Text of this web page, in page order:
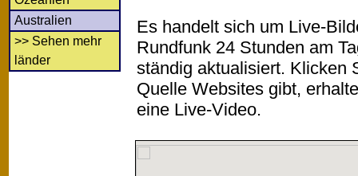
Australien
>> Sehen mehr
länder
Es handelt sich um Live-
Rundfunk 24 Stunden am
ständig aktualisiert. Klicken
Quelle Websites gibt,
eine Live-Video.